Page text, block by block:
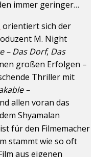
immer geringer…
orientiert sich der
M. Night
– Das Dorf, Das
großen Erfolgen –
Thriller mit
–
allen voran das
Shyamalan
ist für den Filmemacher
stammt wie so oft
aus eigenen